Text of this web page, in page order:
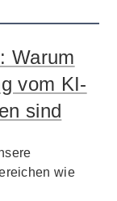
Warum
vom KI-
sind
wie